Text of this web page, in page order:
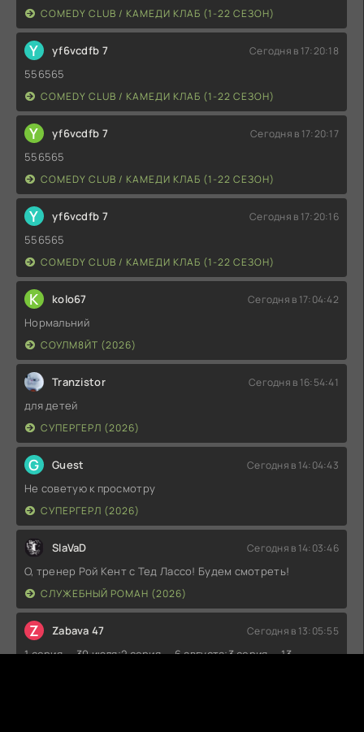
COMEDY CLUB / КАМЕДИ КЛАБ (1-22 СЕЗОН)
Y yf6vcdfb 7 Сегодня в 17:20:18
556565
COMEDY CLUB / КАМЕДИ КЛАБ (1-22 СЕЗОН)
Y yf6vcdfb 7 Сегодня в 17:20:17
556565
COMEDY CLUB / КАМЕДИ КЛАБ (1-22 СЕЗОН)
Y yf6vcdfb 7 Сегодня в 17:20:16
556565
COMEDY CLUB / КАМЕДИ КЛАБ (1-22 СЕЗОН)
K kolo67 Сегодня в 17:04:42
Нормальний
СОУЛМ8ЙТ (2026)
Tranzistor Сегодня в 16:54:41
для детей
СУПЕРГЕРЛ (2026)
G Guest Сегодня в 14:04:43
Не советую к просмотру
СУПЕРГЕРЛ (2026)
SlaVaD Сегодня в 14:03:46
О, тренер Рой Кент с Тед Лассо! Будем смотреть!
СЛУЖЕБНЫЙ РОМАН (2026)
Z Zabava 47 Сегодня в 13:05:55
1 серия — 30 июля;2 серия — 6 августа;3 серия — 13